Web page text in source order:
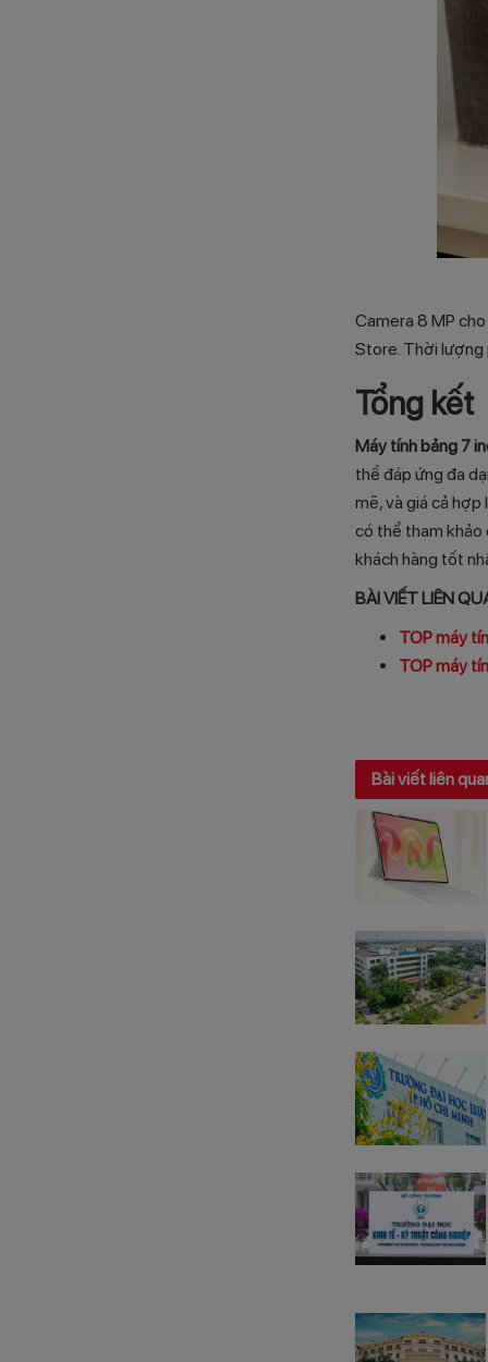
Camera 8 MP
Store. Thời lượng
Tổng kết
Máy tính bảng 7
thể đáp ứng đa
mẽ, và giá cả
có thể tham khảo
khách hàng tốt
BÀI VIẾT LIÊN
TOP máy
TOP máy
Bài viết liên